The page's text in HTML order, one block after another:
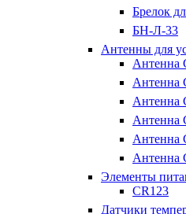
Брелок
БН-Л-33
Антенны для
Антенна
Антенна
Антенна
Антенна
Антенна
Антенна
Элементы
CR123
Датчики